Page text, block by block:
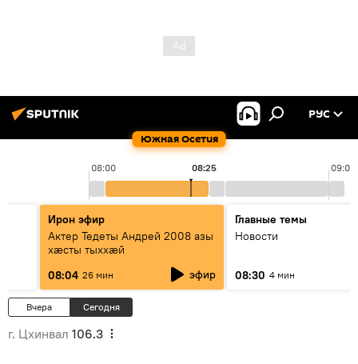
Южная Осетия
РУС
08:00 09:00
08:25
Ирон эфир
Актер Тедеты Андрей 2008 азы
хæсты тыххæй
08:04 26 мин эфир
Главные темы
Новости
08:30 4 мин
Вчера Сегодня
г. Цхинвал 106.3